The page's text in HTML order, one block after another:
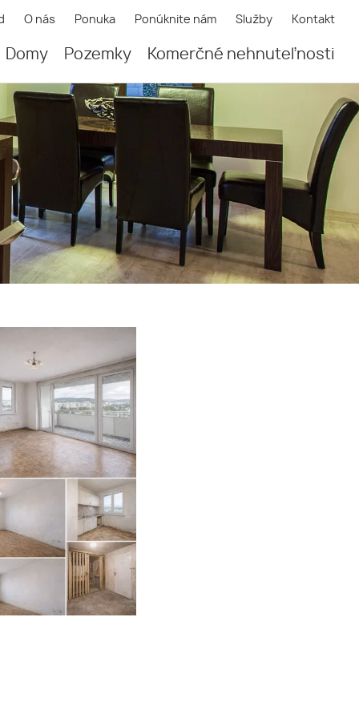
O nás Ponuka Ponúknite nám Služby Kontakt
Domy Pozemky Komerčné nehnuteľnosti